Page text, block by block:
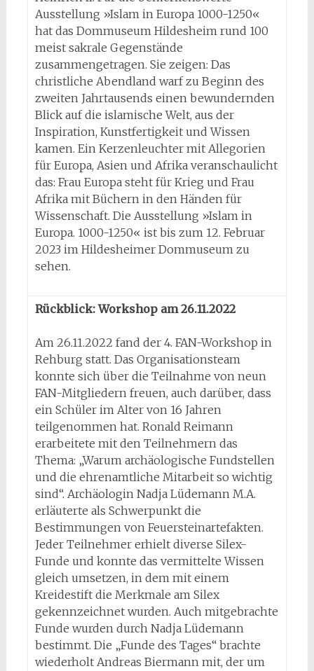
Ausstellung »Islam in Europa 1000-1250«
hat das Dommuseum Hildesheim rund 100
meist sakrale Gegenstände
zusammengetragen. Sie zeigen: Das
christliche Abendland warf zu Beginn des
zweiten Jahrtausends einen bewundernden
Blick auf die islamische Welt, aus der
Inspiration, Kunstfertigkeit und Wissen
kamen. Ein Kerzenleuchter mit Allegorien
für Europa, Asien und Afrika veranschaulicht
das: Frau Europa steht für Krieg und Frau
Afrika mit Büchern in den Händen für
Wissenschaft. Die Ausstellung »Islam in
Europa. 1000-1250« ist bis zum 12. Februar
2023 im Hildesheimer Dommuseum zu
sehen.
Rückblick: Workshop am 26.11.2022
Am 26.11.2022 fand der 4. FAN-Workshop in
Rehburg statt. Das Organisationsteam
konnte sich über die Teilnahme von neun
FAN-Mitgliedern freuen, auch darüber, dass
ein Schüler im Alter von 16 Jahren
teilgenommen hat. Ronald Reimann
erarbeitete mit den Teilnehmern das
Thema: „Warum archäologische Fundstellen
und die ehrenamtliche Mitarbeit so wichtig
sind“. Archäologin Nadja Lüdemann M.A.
erläuterte als Schwerpunkt die
Bestimmungen von Feuersteinartefakten.
Jeder Teilnehmer erhielt diverse Silex-
Funde und konnte das vermittelte Wissen
gleich umsetzen, in dem mit einem
Kreidestift die Merkmale am Silex
gekennzeichnet wurden. Auch mitgebrachte
Funde wurden durch Nadja Lüdemann
bestimmt. Die „Funde des Tages“ brachte
wiederholt Andreas Biermann mit, der um